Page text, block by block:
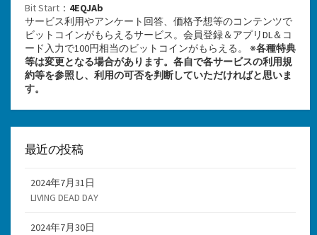
Bit Start ： 4EQJAb
サービス利用やアンケート回答、価格予想等のコンテンツで
ビットコインがもらえるサービス。会員登録＆アプリDL＆コ
ード入力で100円相当のビットコインがもらえる。 ※各種特典
等は変更となる場合があります。各自で各サービスの利用規
約等を参照し、利用の可否を判断していただければと思いま
す。
最近の投稿
2024年7月31日
LIVING DEAD DAY
2024年7月30日